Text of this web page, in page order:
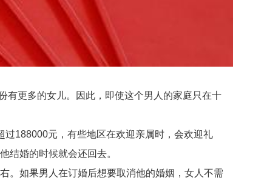
更多的女儿。因此，即使这个男人的家庭只在十
188000元，有些地区在欢迎亲属时，会欢迎礼
结婚的时候就会还回去。
如果男人在订婚后想要取消他的婚姻，女人不需